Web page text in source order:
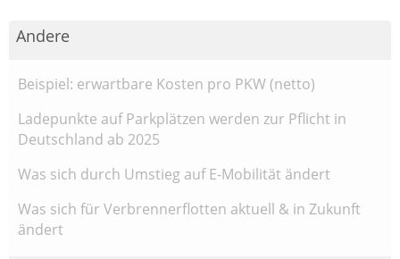
Andere
Beispiel: erwartbare Kosten pro PKW (netto)
Ladepunkte auf Parkplätzen werden zur Pflicht in
Deutschland ab 2025
Was sich durch Umstieg auf E-Mobilität ändert
Was sich für Verbrennerflotten aktuell & in Zukunft
ändert